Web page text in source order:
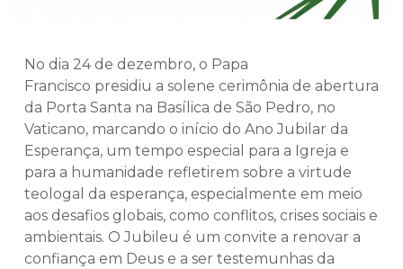
No dia 24 de dezembro, o Papa
Francisco presidiu a solene cerimônia de abertura
da Porta Santa na Basílica de São Pedro, no
Vaticano, marcando o início do Ano Jubilar da
Esperança, um tempo especial para a Igreja e
para a humanidade refletirem sobre a virtude
teologal da esperança, especialmente em meio
aos desafios globais, como conflitos, crises sociais e
ambientais. O Jubileu é um convite a renovar a
confiança em Deus e a ser testemunhas da